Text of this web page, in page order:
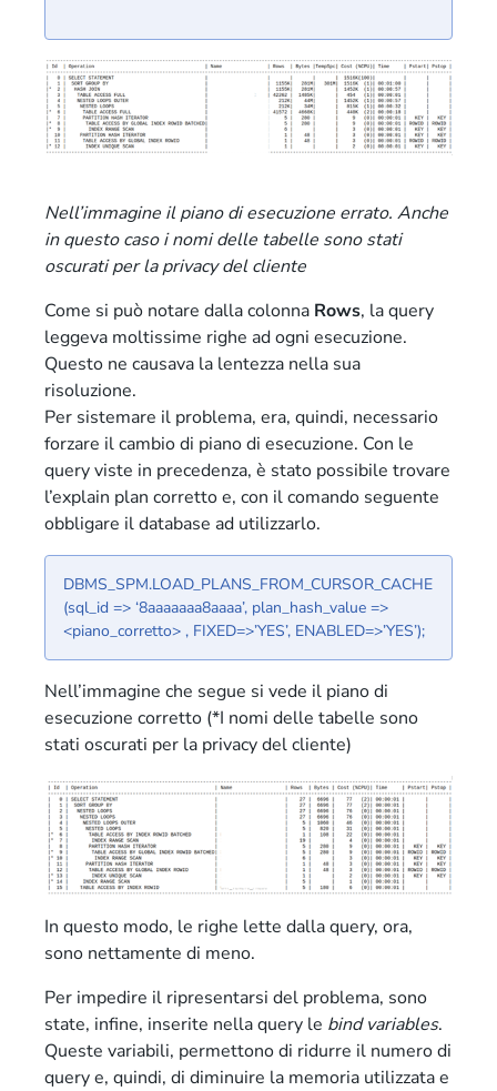
Nell’immagine il piano di esecuzione errato. Anche
in questo caso i nomi delle tabelle sono stati
oscurati per la privacy del cliente
Come si può notare dalla colonna Rows, la query
leggeva moltissime righe ad ogni esecuzione.
Questo ne causava la lentezza nella sua
risoluzione.
Per sistemare il problema, era, quindi, necessario
forzare il cambio di piano di esecuzione. Con le
query viste in precedenza, è stato possibile trovare
l’explain plan corretto e, con il comando seguente
obbligare il database ad utilizzarlo.
DBMS_SPM.LOAD_PLANS_FROM_CURSOR_CACHE
(sql_id => ‘8aaaaaaa8aaaa’, plan_hash_value =>
<piano_corretto> , FIXED=>’YES’, ENABLED=>’YES’);
Nell’immagine che segue si vede il piano di
esecuzione corretto (*I nomi delle tabelle sono
stati oscurati per la privacy del cliente)
In questo modo, le righe lette dalla query, ora,
sono nettamente di meno.
Per impedire il ripresentarsi del problema, sono
state, infine, inserite nella query le bind variables.
Queste variabili, permettono di ridurre il numero di
query e, quindi, di diminuire la memoria utilizzata e